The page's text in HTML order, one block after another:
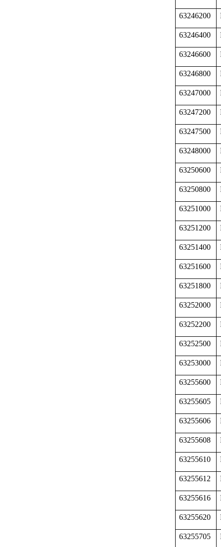
63246200
63246400
63246600
63246800
63247000
63247200
63247500
63248000
63250600
63250800
63251000
63251200
63251400
63251600
63251800
63252000
63252200
63252500
63253000
63255600
63255605
63255606
63255608
63255610
63255612
63255616
63255620
63255705